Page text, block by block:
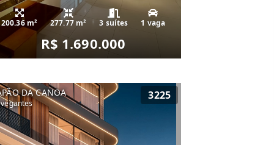
200.36 m² 277.77 m² 3 suítes 1 vaga
R$ 1.690.000
DA CANOA 3225